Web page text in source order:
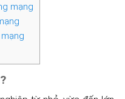
mạng